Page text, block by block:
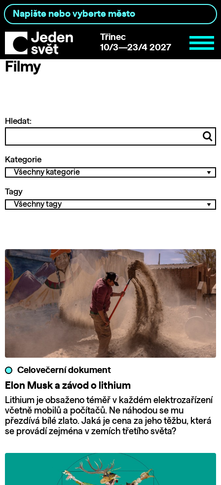
Třinec
10/3—23/4 2027
Filmy
Hledat:
Kategorie
Tagy
Celovečerní dokument
Elon Musk a závod o lithium
Lithium je obsaženo téměř v každém elektrozařízení
včetně mobilů a počítačů. Ne náhodou se mu
přezdívá bílé zlato. Jaká je cena za jeho těžbu, která
se provádí zejména v zemích třetího světa?